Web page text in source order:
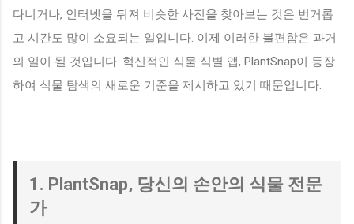
다니거나, 인터넷을 뒤져 비슷한 사진을 찾아보는 것은 번거롭
고 시간도 많이 소요되는 일입니다. 이제 이러한 불편함은 과거
의 일이 될 것입니다. 혁신적인 식물 식별 앱, PlantSnap이 등장
하여 식물 탐색의 새로운 기준을 제시하고 있기 때문입니다.
1. PlantSnap, 당신의 손안의 식물 전문
가